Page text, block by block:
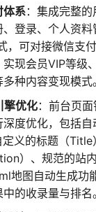
体系：集成完整
登录、个人资料
，可对接微信支
实现会员VIP等级
种内容变现模式。
擎优化：前台页
深度优化，包括
定义的标题（Title
）、规范的站
地图自动生成功
的收录量与排名。